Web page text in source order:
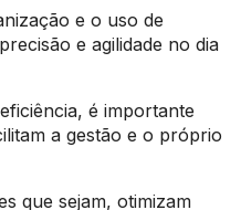
e o uso de
e agilidade no dia
é importante
a gestão e o próprio
que sejam, otimizam